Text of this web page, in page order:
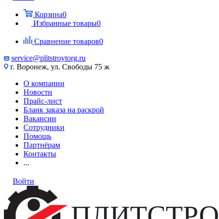
Корзина0
Избранные товары0
Сравнение товаров0
service@plitstroytorg.ru
г. Воронеж, ул. Свободы 75 ж
О компании
Новости
Прайс-лист
Бланк заказа на раскрой
Вакансии
Сотрудники
Помощь
Партнёрам
Контакты
...
Войти